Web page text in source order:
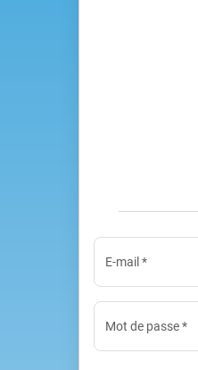
E-mail *
Mot de passe*